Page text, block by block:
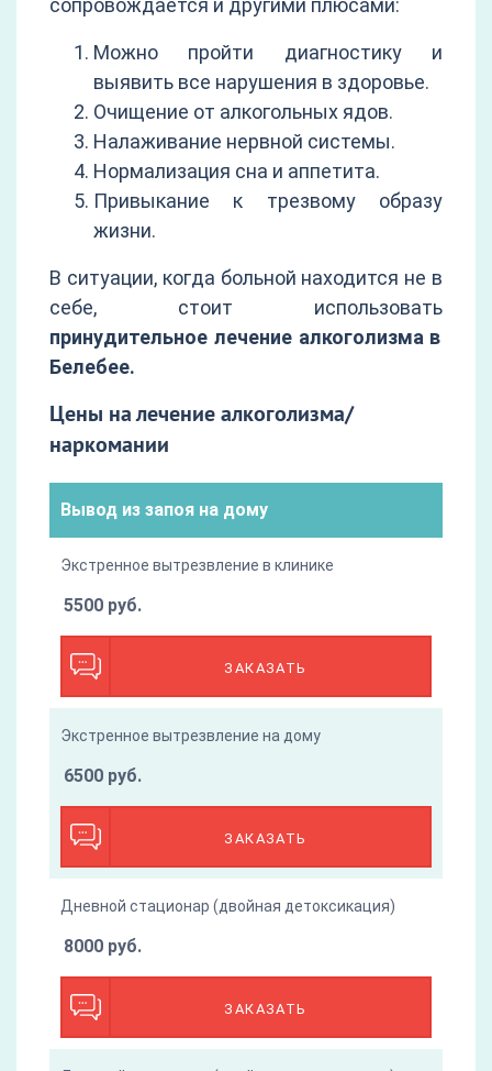
сопровождается и другими плюсами:
Можно пройти диагностику и
выявить все нарушения в здоровье.
Очищение от алкогольных ядов.
Налаживание нервной системы.
Нормализация сна и аппетита.
Привыкание к трезвому образу
жизни.
В ситуации, когда больной находится не в
себе, стоит использовать
принудительное лечение алкоголизма в
Белебее.
Цены на лечение алкоголизма/
наркомании
Вывод из запоя на дому
Экстренное вытрезвление в клинике
ЗАКАЗАТЬ
5500 руб.
Экстренное вытрезвление на дому
ЗАКАЗАТЬ
6500 руб.
Дневной стационар (двойная детоксикация)
ЗАКАЗАТЬ
8000 руб.